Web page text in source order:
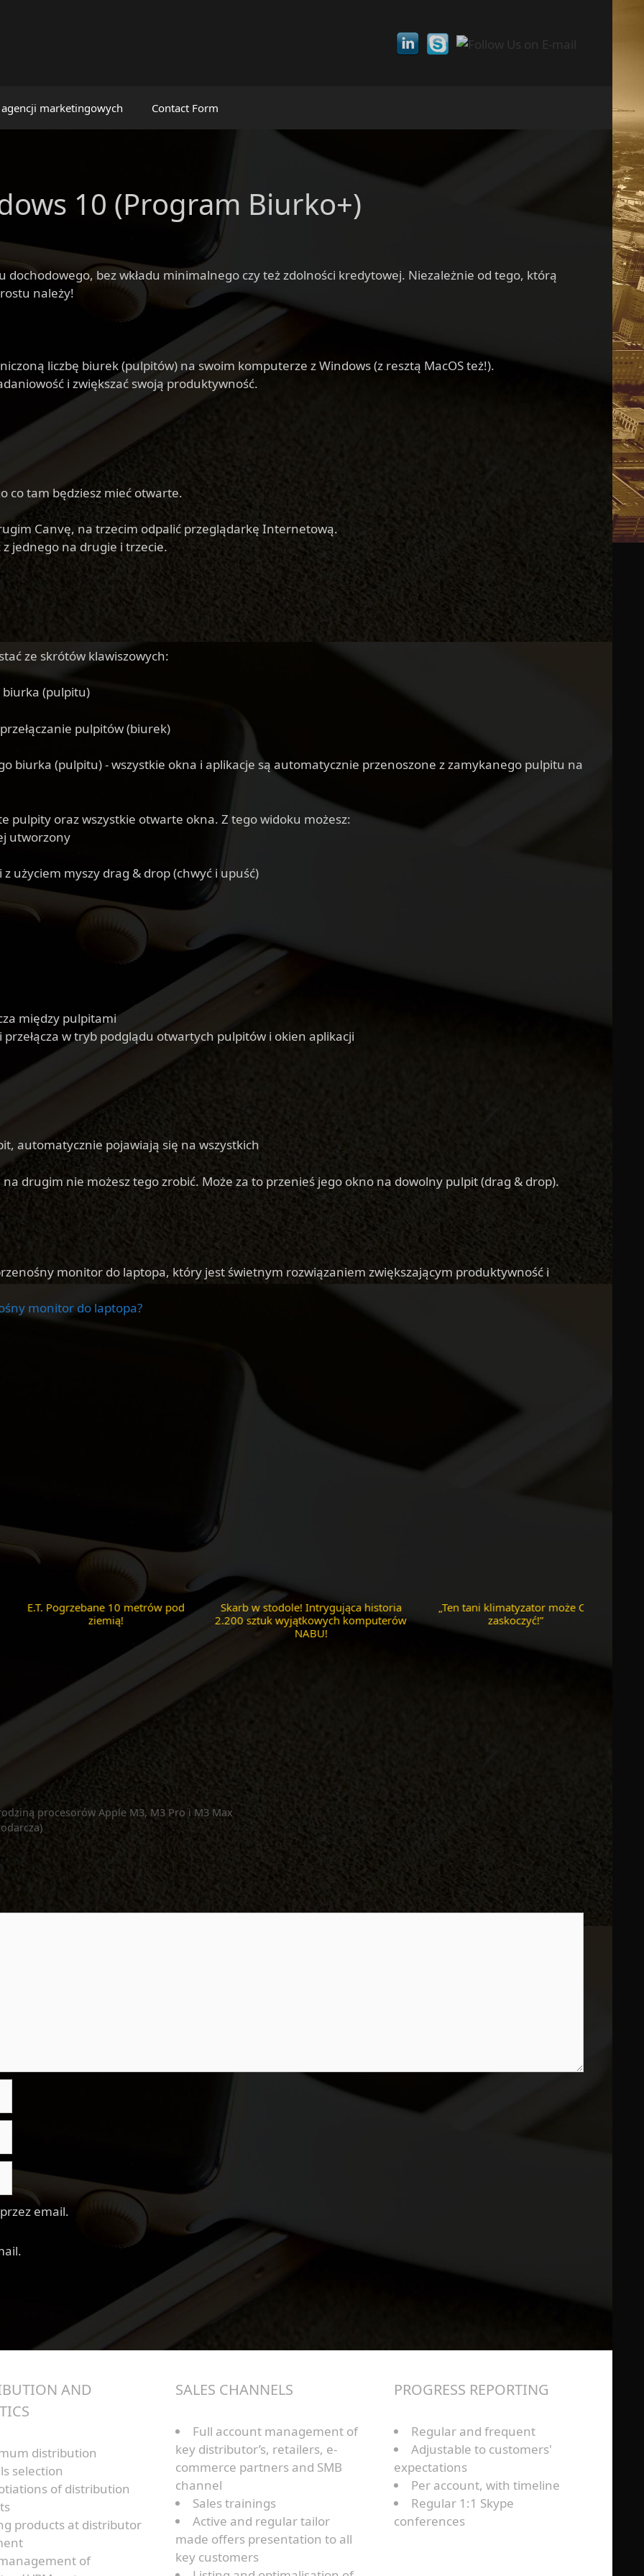
agencji marketingowych Contact Form
10 (Program Biurko+)
dochodowego, bez wkładu minimalnego czy też zdolności kredytowej. Niezależnie od tego, którą
należy!
liczbę biurek (pulpitów) na swoim komputerze z Windows (z resztą MacOS też!).
i zwiększać swoją produktywność.
co tam będziesz mieć otwarte.
Canvę, na trzecim odpalić przeglądarkę Internetową.
z jednego na drugie i trzecie.
ze skrótów klawiszowych:
biurka (pulpitu)
pulpitów (biurek)
biurka (pulpitu) - wszystkie okna i aplikacje są automatycznie przenoszone z zamykanego pulpitu na
pulpity oraz wszystkie otwarte okna. Z tego widoku możesz:
utworzony
użyciem myszy drag & drop (chwyć i upuść)
między pulpitami
przełącza w tryb podglądu otwartych pulpitów i okien aplikacji
automatycznie pojawiają się na wszystkich
drugim nie możesz tego zrobić. Może za to przenieś jego okno na dowolny pulpit (drag & drop).
monitor do laptopa, który jest świetnym rozwiązaniem zwiększającym produktywność i
monitor do laptopa?
Cię
Mysz bezprzewodowa Bluetooth czy
radiowa ? Nowe myszy
bezprzewodowe ACME i Dell!
Mały, ale wariat! Nowy Mac Mini z
procesorem M4!
Powerbank solarny, mata czy
fotowoltaiczny?
procesorów Apple M3, M3 Pro i M3 Max
email.
AND
distribution
selection
of distribution
products at distributor
of
SALES CHANNELS
Full account management of
key distributor’s, retailers, e-
commerce partners and SMB
channel
Sales trainings
Active and regular tailor
made offers presentation to all
key customers
PROGRESS REPORTING
Regular and frequent
Adjustable to customers'
expectations
Per account, with timeline
Regular 1:1 Skype
conferences